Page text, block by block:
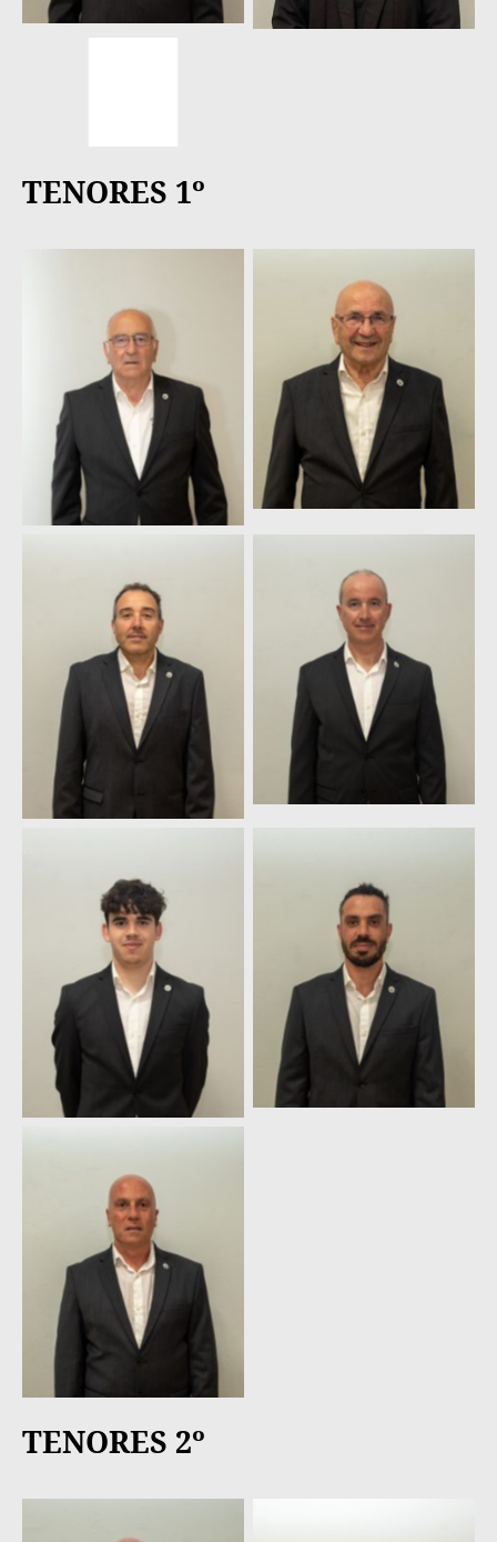
TENORES 1º
José González
Rodríguez
Odón Cantategui
Pedro Pablo Álvarez
Pérez
Marcelino López
Pérez
Manuel Suárez
Fernández
Adolfo González
García
Antonio Méndez
Fernández
TENORES 2º